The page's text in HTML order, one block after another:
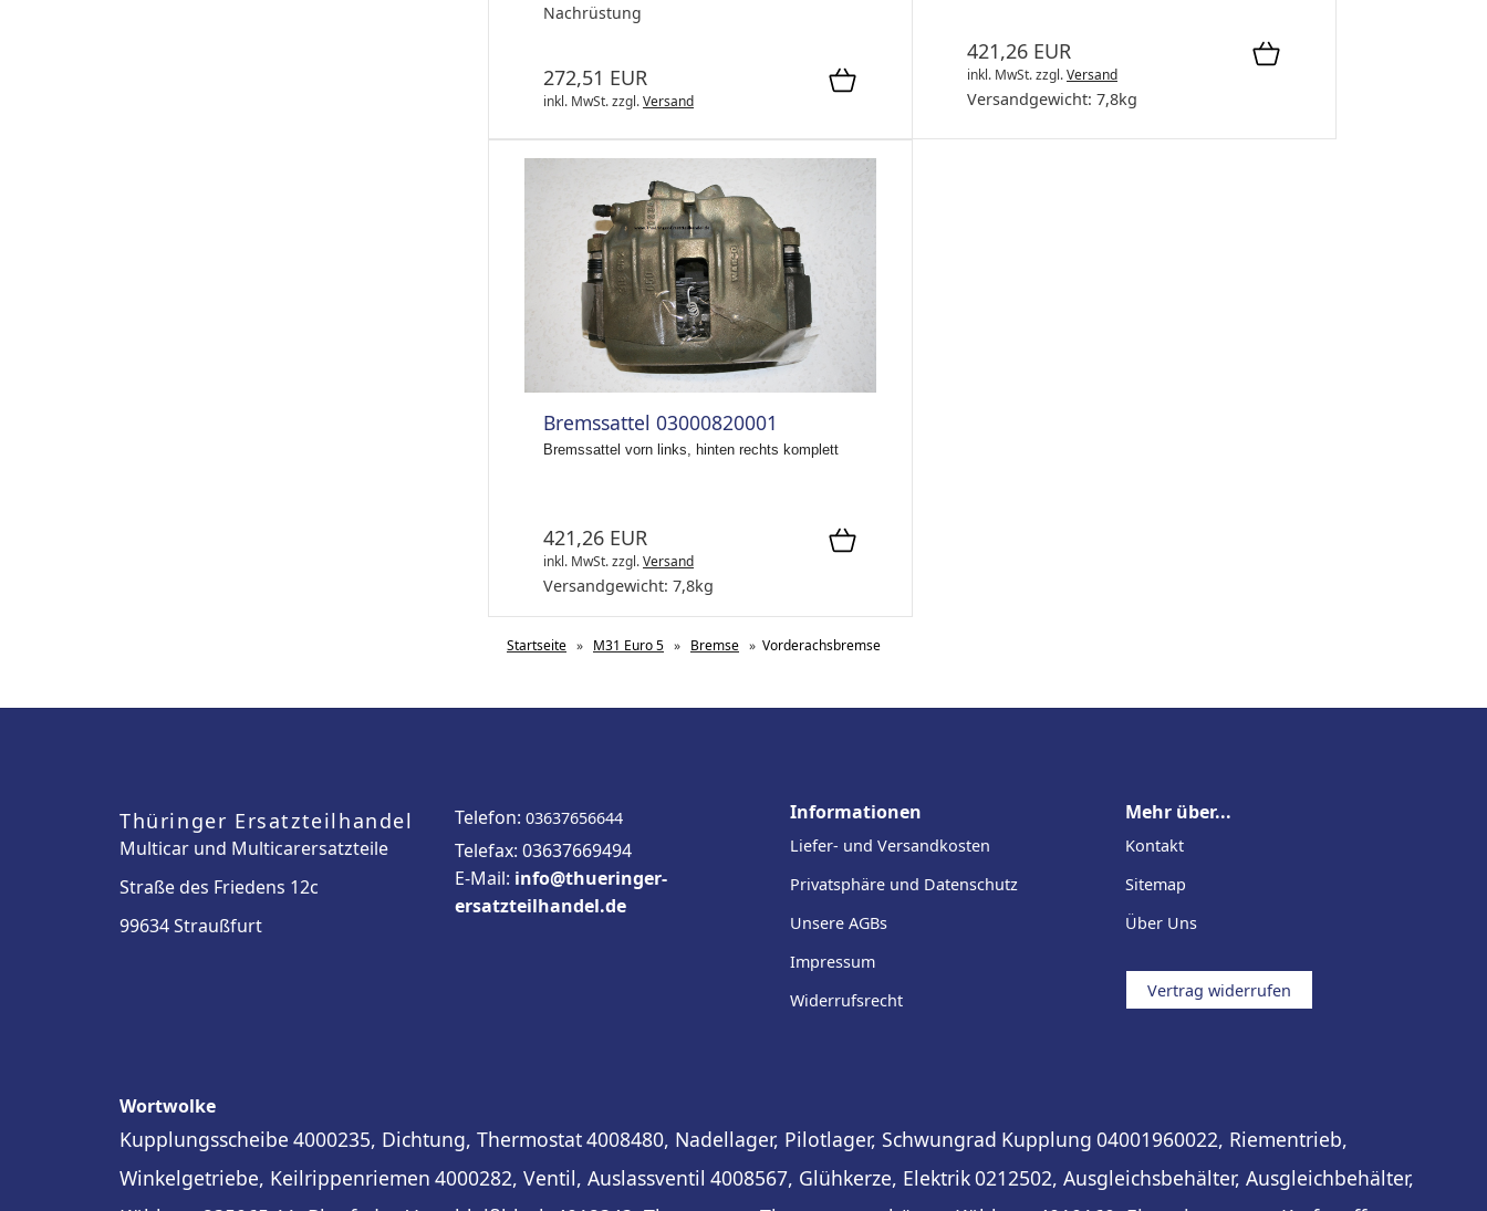
Nachrüstung
272,51 EUR
inkl. MwSt.zzgl.Versand
421,26 EUR
inkl. MwSt.zzgl.Versand
Versandgewicht: 7,8kg
Bremssattel 03000820001
Bremssattel vorn links, hinten rechts komplett
421,26 EUR
inkl. MwSt.zzgl.Versand
Versandgewicht: 7,8kg
Startseite » M31 Euro 5 » Bremse » Vorderachsbremse
Thüringer Ersatzteilhandel
Multicar und Multicarersatzteile
Straße des Friedens 12c
99634 Straußfurt
Telefon: 03637656644
Telefax: 03637669494
E-Mail: info@thueringer-
ersatzteilhandel.de
Informationen
Liefer- und Versandkosten
Privatsphäre und Datenschutz
Unsere AGBs
Impressum
Widerrufsrecht
Mehr über...
Kontakt
Sitemap
Über Uns
Vertrag widerrufen
Wortwolke
Kupplungsscheibe 4000235, Dichtung, Thermostat4008480, Nadellager, Pilotlager, Schwungrad Kupplung 04001960022, Riementrieb,
Winkelgetriebe, Keilrippenriemen 4000282, Ventil, Auslassventil 4008567, Glühkerze, Elektrik0212502, Ausgleichsbehälter, Ausgleichbehälter,